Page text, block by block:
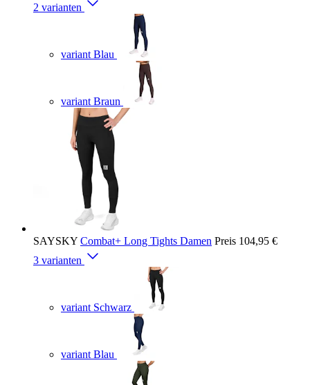
2 varianten
variant Blau
variant Braun
SAYSKY Combat+ Long Tights Damen Preis 104,95 €
3 varianten
variant Schwarz
variant Blau